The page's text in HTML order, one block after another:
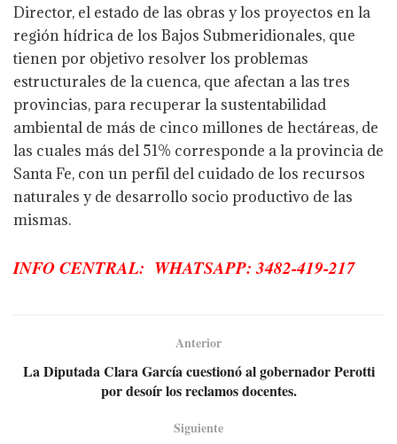
Director, el estado de las obras y los proyectos en la
región hídrica de los Bajos Submeridionales, que
tienen por objetivo resolver los problemas
estructurales de la cuenca, que afectan a las tres
provincias, para recuperar la sustentabilidad
ambiental de más de cinco millones de hectáreas, de
las cuales más del 51% corresponde a la provincia de
Santa Fe, con un perfil del cuidado de los recursos
naturales y de desarrollo socio productivo de las
mismas.
INFO CENTRAL: WHATSAPP: 3482-419-217
Anterior
La Diputada Clara García cuestionó al gobernador Perotti
por desoír los reclamos docentes.
Siguiente